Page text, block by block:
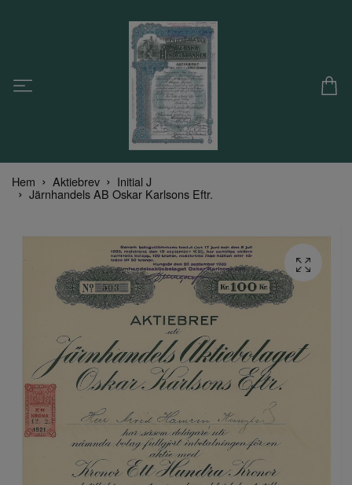
Hem Aktiebrev Initial J
Järnhandels AB Oskar Karlsons Eftr.